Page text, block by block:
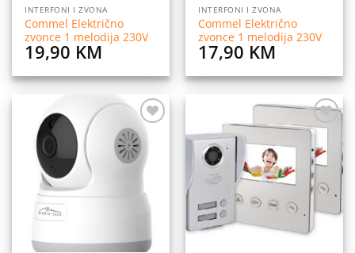
INTERFONI I ZVONA
Commel Električno
zvonce 1 melodija 230V
19,90 KM
INTERFONI I ZVONA
Commel Električno
zvonce 1 melodija 230V
17,90 KM
Dodaj
listu
želja
Dodaj
na
listu
želja